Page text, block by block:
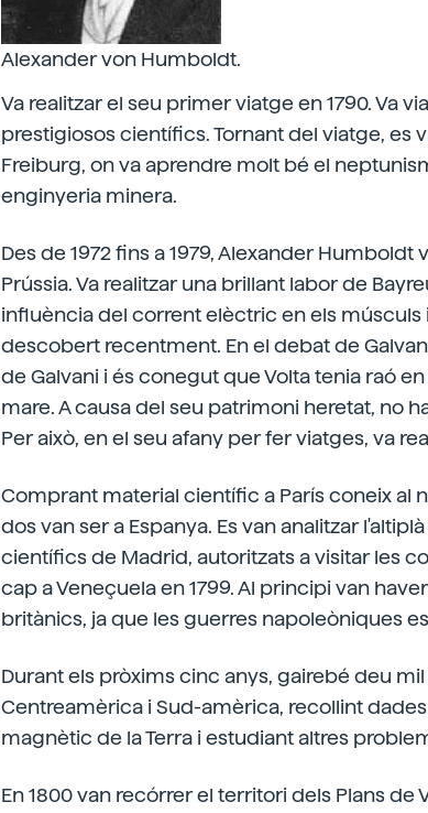
Alexander von Humboldt.
Va realitzar el seu primer viatge en 1790. Va
prestigiosos científics. Tornant del viatge, es
Freiburg, on va aprendre molt bé el
enginyeria minera.
Des de 1972 fins a 1979, Alexander
Prússia. Va realitzar una brillant labor de
influència del corrent elèctric en els músculs
descobert recentment. En el debat de
de Galvani i és conegut que Volta tenia raó
mare. A causa del seu patrimoni heretat, no
Per això, en el seu afany per fer viatges, va
Comprant material científic a París coneix al
dos van ser a Espanya. Es van analitzar
científics de Madrid, autoritzats a visitar les
cap a Veneçuela en 1799. Al principi van
britànics, ja que les guerres napoleòniques
Durant els pròxims cinc anys, gairebé deu
Centreamèrica i Sud-amèrica, recollint
magnètic de la Terra i estudiant altres
En 1800 van recórrer el territori dels Plans de